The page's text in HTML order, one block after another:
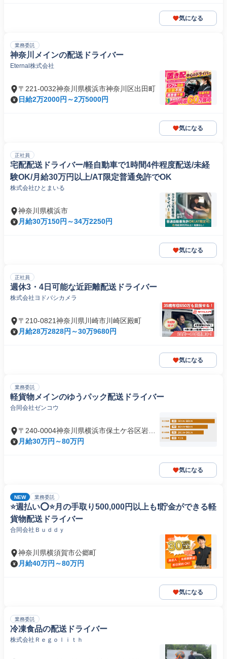
気になる
業務委託
神奈川メインの配送ドライバー
Eternal株式会社
〒221-0032神奈川県横浜市神奈川区出田町
日給2万2000円～2万5000円
気になる
正社員
宅配配送ドライバー/軽自動車で1時間4件程度配送/未経
験OK/月給30万円以上/AT限定普通免許でOK
株式会社ひとまいる
神奈川県横浜市
月給30万150円～34万2250円
気になる
正社員
週休3・4日可能な近距離配送ドライバー
株式会社ヨドバシカメラ
〒210-0821神奈川県川崎市川崎区殿町
月給28万2828円～30万9680円
気になる
業務委託
軽貨物メインのゆうパック配送ドライバー
合同会社ゼンコウ
〒240-0004神奈川県横浜市保土ケ谷区岩間
町
月給30万円～80万円
気になる
NEW 業務委託
⭐️週払い⭕️⭐️月の手取り500,000円以上も❗️貯金ができる軽
貨物配送ドライバー
合同会社Ｂｕｄｄｙ
神奈川県横須賀市公郷町
月給40万円～80万円
気になる
業務委託
冷凍食品の配送ドライバー
株式会社Ｒｅｇｏｌｉｔｈ